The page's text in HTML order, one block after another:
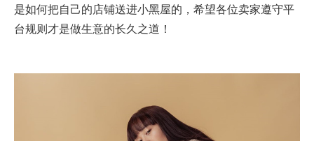
是如何把自己的店铺送进小黑屋的，希望各位卖家遵守平
台规则才是做生意的长久之道！